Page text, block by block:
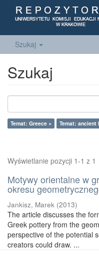
Szukaj
Szukaj
Temat: Greece × Temat: ancient
Wyświetlanie pozycji 1-1 z 1
Motywy orientalne w
okresu
Jankisz, Marek (2013)
The article discusses the
Greek pottery from the
perspective of the potential
creators could draw. ...